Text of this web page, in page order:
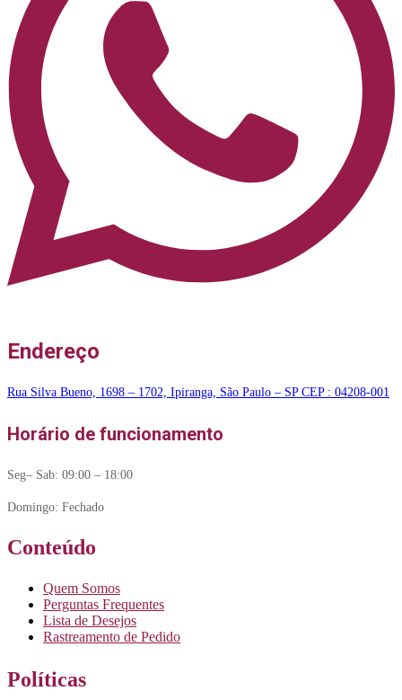
Endereço
Rua Silva Bueno, 1698 – 1702, Ipiranga, São Paulo – SP CEP : 04208-001
Horário de funcionamento
Seg– Sab: 09:00 – 18:00
Domingo: Fechado
Conteúdo
Quem Somos
Perguntas Frequentes
Lista de Desejos
Rastreamento de Pedido
Políticas